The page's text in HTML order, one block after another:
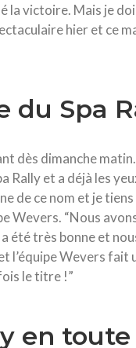
la victoire. Mais je
hier et ce
du Spa
dès dimanche
Rally et a déjà les
de ce nom et je
Wevers. “Nous
été très bonne et
l’équipe Wevers fait
le titre !”
en